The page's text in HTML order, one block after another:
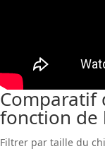
Comparatif
fonction de
Filtrer par taille du